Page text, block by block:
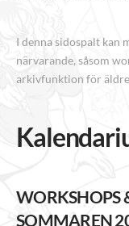
I denna sidospalt kan
närvarande, såsom
arkivfunktion för
WORKSHOPS
SOMMAREN